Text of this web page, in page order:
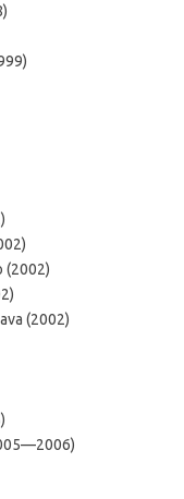
(2002)
(2002)